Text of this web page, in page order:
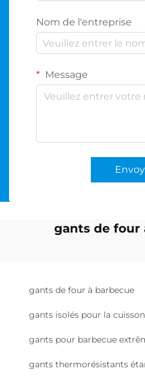
Nom de l'entreprise
Message
gants de four
gants de four à barbecue
gants isolés pour la
gants pour barbecue
gants thermorésistants